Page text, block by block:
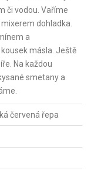
či vodou. Vaříme
dohladka.
a
másla. Ještě
Na každou
smetany a
červená řepa